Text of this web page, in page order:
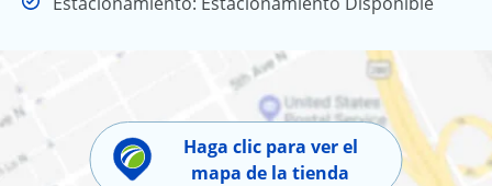
Haga clic para ver el
mapa de la tienda